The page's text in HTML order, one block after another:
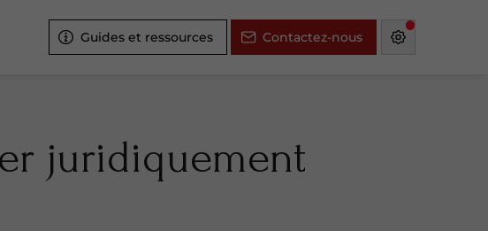
Guides et ressources Contactez-nous
juridiquement